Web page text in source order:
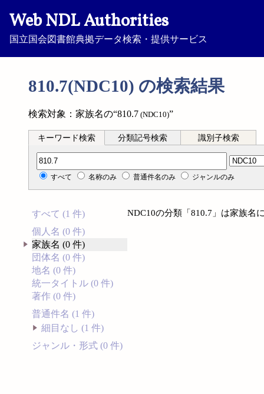
Web NDL Authorities
国立国会図書館典拠データ検索・提供サービス
810.7(NDC10) の検索結果
検索対象：家族名の“810.7 (NDC10)”
キーワード検索 分類記号検索 識別子検索
分類記号検索
すべて 名称のみ 普通件名のみ ジャンルのみ
すべて (1 件)
個人名 (0 件)
家族名 (0 件)
団体名 (0 件)
地名 (0 件)
統一タイトル (0 件)
著作 (0 件)
普通件名 (1 件)
細目なし (1 件)
ジャンル・形式 (0 件)
NDC10の分類「810.7」は家族名